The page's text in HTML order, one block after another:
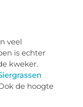
veel
is echter
kweker.
de hoogte